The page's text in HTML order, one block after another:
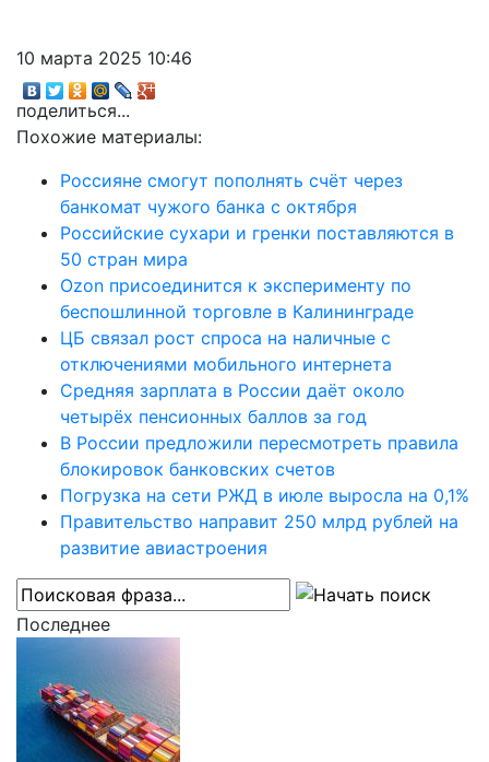
10 марта 2025 10:46
поделиться...
Похожие материалы:
Россияне смогут пополнять счёт через
банкомат чужого банка с октября
Российские сухари и гренки поставляются в
50 стран мира
Ozon присоединится к эксперименту по
беспошлинной торговле в Калининграде
ЦБ связал рост спроса на наличные с
отключениями мобильного интернета
Средняя зарплата в России даёт около
четырёх пенсионных баллов за год
В России предложили пересмотреть правила
блокировок банковских счетов
Погрузка на сети РЖД в июле выросла на 0,1%
Правительство направит 250 млрд рублей на
развитие авиастроения
Последнее